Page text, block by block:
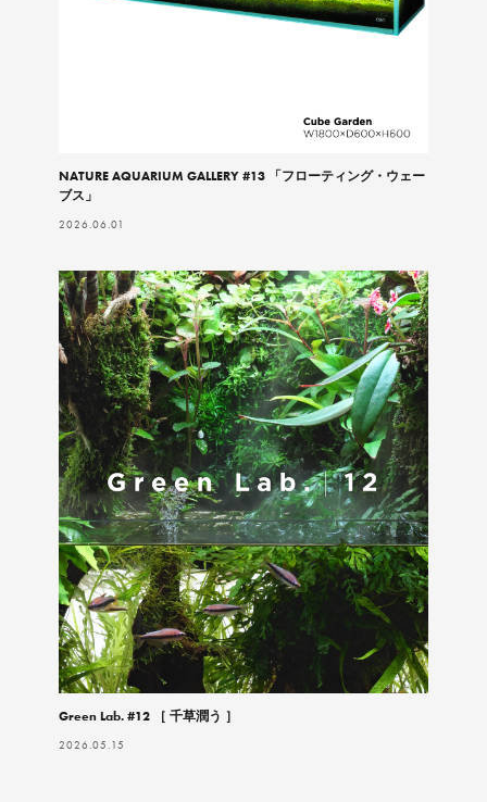
NATURE AQUARIUM GALLERY #13 「フローティング・ウェー
ブス」
2026.06.01
Green Lab. #12 ［ 千草潤う ］
2026.05.15